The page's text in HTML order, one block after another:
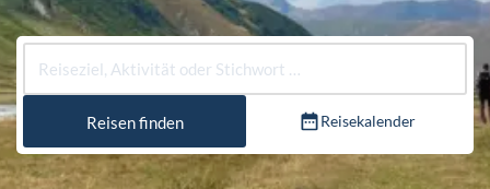
Reisen finden Reisekalender